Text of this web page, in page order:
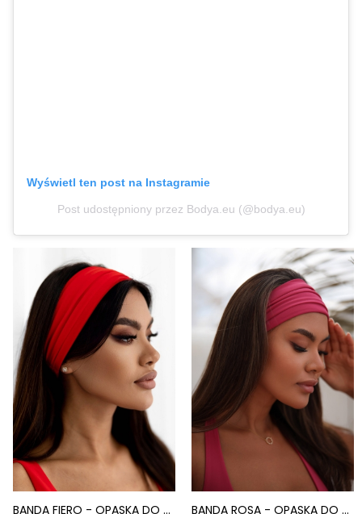
Wyświetl ten post na Instagramie
Post udostępniony przez Bodya.eu (@bodya.eu)
BANDA FIERO - OPASKA DO WŁOSÓW ELASTYCZNA CZERWONY BANDA ROSA - OPASKA DO WŁOSÓW ELASTYCZNA RÓŻOWY